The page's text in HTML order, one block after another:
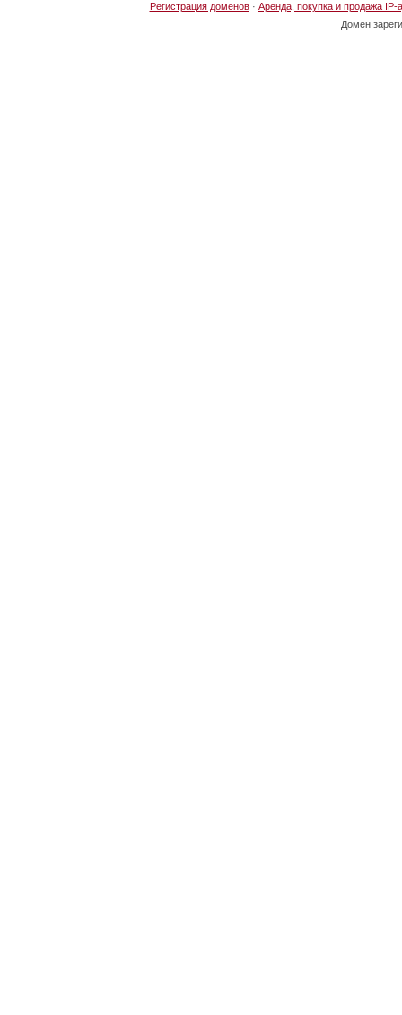
Регистрация доменов· Аренда, покупка и продажа IP-
Домен